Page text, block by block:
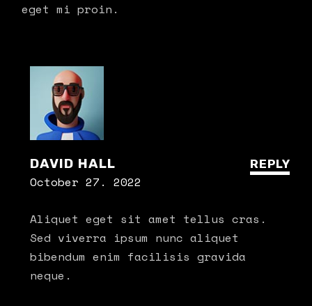
eget mi proin.
DAVID HALL
October 27. 2022
REPLY
Aliquet eget sit amet tellus cras.
Sed viverra ipsum nunc aliquet
bibendum enim facilisis gravida
neque.